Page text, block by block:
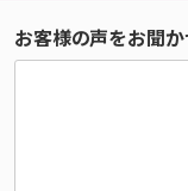
お客様の声をお聞